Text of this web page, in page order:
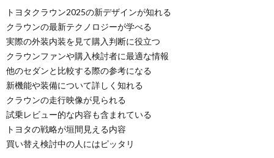
トヨタクラウン2025の新デザインが知れる
クラウンの最新テクノロジーが学べる
実際の外装内装を見て購入判断に役立つ
クラウンファンや購入検討者に最適な情報
他のセダンと比較する際の参考になる
新機能や装備について詳しく知れる
クラウンの走行映像が見られる
試乗レビュー的な内容も含まれている
トヨタの戦略が垣間見える内容
買い替え検討中の人にはピッタリ